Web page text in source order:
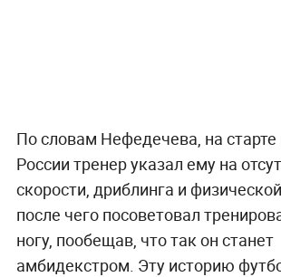
По словам Нефедечева, на
России тренер указал ему на
скорости, дриблинга и
после чего посоветовал
ногу, пообещав, что так он станет
амбидекстром. Эту историю